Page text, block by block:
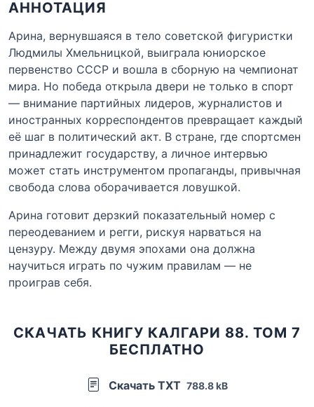
АННОТАЦИЯ
Арина, вернувшаяся в тело советской фигуристки
Людмилы Хмельницкой, выиграла юниорское
первенство СССР и вошла в сборную на чемпионат
мира. Но победа открыла двери не только в спорт
— внимание партийных лидеров, журналистов и
иностранных корреспондентов превращает каждый
её шаг в политический акт. В стране, где спортсмен
принадлежит государству, а личное интервью
может стать инструментом пропаганды, привычная
свобода слова оборачивается ловушкой.
Арина готовит дерзкий показательный номер с
переодеванием и регги, рискуя нарваться на
цензуру. Между двумя эпохами она должна
научиться играть по чужим правилам — не
проиграв себя.
СКАЧАТЬ КНИГУ КАЛГАРИ 88. ТОМ 7
БЕСПЛАТНО
Скачать TXT 788.8 kB